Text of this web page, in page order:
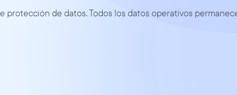
de datos. Todos los datos operativos